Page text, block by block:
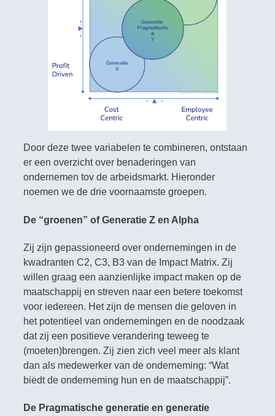
Door deze twee variabelen te combineren, ontstaan
er een overzicht over benaderingen van
ondernemen tov de arbeidsmarkt. Hieronder
noemen we de drie voornaamste groepen.
De “groenen” of Generatie Z en Alpha
Zij zijn gepassioneerd over ondernemingen in de
kwadranten C2, C3, B3 van de Impact Matrix. Zij
willen graag een aanzienlijke impact maken op de
maatschappij en streven naar een betere toekomst
voor iedereen. Het zijn de mensen die geloven in
het potentieel van ondernemingen en de noodzaak
dat zij een positieve verandering teweeg te
(moeten)brengen. Zij zien zich veel meer als klant
dan als medewerker van de onderneming: “Wat
biedt de onderneming hun en de maatschappij”.
De Pragmatische generatie en generatie